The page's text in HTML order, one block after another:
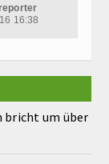
16:38
bricht um über